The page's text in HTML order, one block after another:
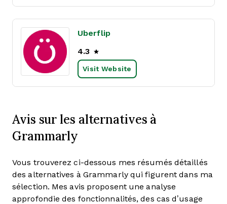
Uberflip
4.3
Visit Website
Avis sur les alternatives à
Grammarly
Vous trouverez ci-dessous mes résumés détaillés
des alternatives à Grammarly qui figurent dans ma
sélection. Mes avis proposent une analyse
approfondie des fonctionnalités, des cas d’usage